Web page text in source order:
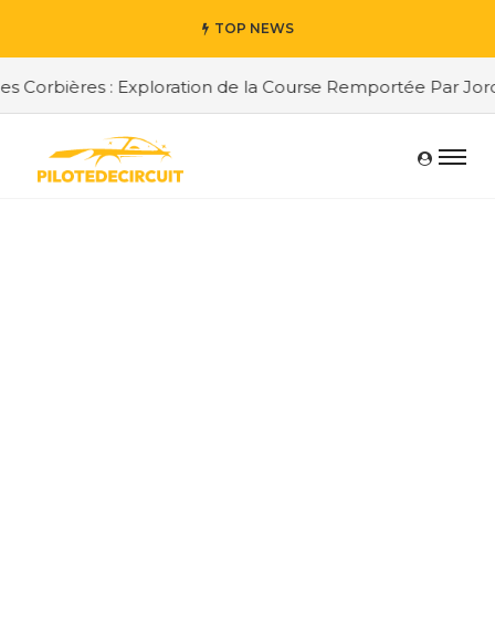
TOP NEWS
: Exploration de la Course Remportée Par